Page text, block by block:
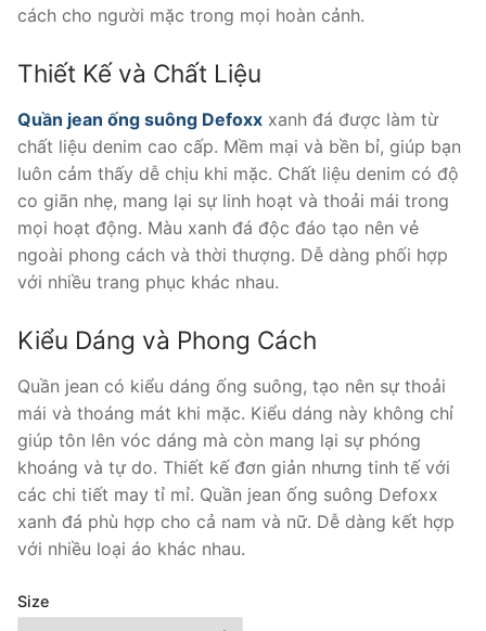
cách cho người mặc trong mọi hoàn cảnh.
Thiết Kế và Chất Liệu
Quần jean ống suông Defoxx xanh đá được làm từ
chất liệu denim cao cấp. Mềm mại và bền bỉ, giúp bạn
luôn cảm thấy dễ chịu khi mặc. Chất liệu denim có độ
co giãn nhẹ, mang lại sự linh hoạt và thoải mái trong
mọi hoạt động. Màu xanh đá độc đáo tạo nên vẻ
ngoài phong cách và thời thượng. Dễ dàng phối hợp
với nhiều trang phục khác nhau.
Kiểu Dáng và Phong Cách
Quần jean có kiểu dáng ống suông, tạo nên sự thoải
mái và thoáng mát khi mặc. Kiểu dáng này không chỉ
giúp tôn lên vóc dáng mà còn mang lại sự phóng
khoáng và tự do. Thiết kế đơn giản nhưng tinh tế với
các chi tiết may tỉ mỉ. Quần jean ống suông Defoxx
xanh đá phù hợp cho cả nam và nữ. Dễ dàng kết hợp
với nhiều loại áo khác nhau.
Size